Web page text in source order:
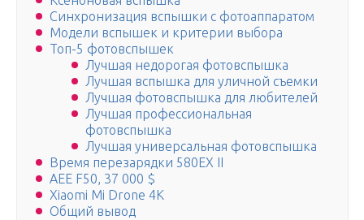
Синхронизация вспышки с фотоаппаратом
Модели вспышек и критерии выбора
Топ-5 фотовспышек
Лучшая недорогая фотовспышка
Лучшая вспышка для уличной съемки
Лучшая фотовспышка для любителей
Лучшая профессиональная
фотовспышка
Лучшая универсальная фотовспышка
Время перезарядки 580EX II
AEE F50, 37 000 $
Xiaomi Mi Drone 4К
Общий вывод